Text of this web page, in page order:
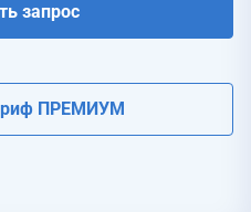
запрос
ПРЕМИУМ